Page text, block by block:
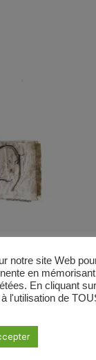
notre site Web
en
En cliquant sur
l'utilisation de